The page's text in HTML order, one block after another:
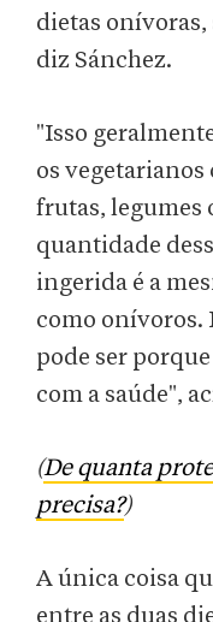
dietas onívoras,
diz Sánchez.
"Isso
os vegetarianos
frutas, legumes
quantidade
ingerida é a
como onívoros.
pode ser
com a saúde",
(De quanta
precisa?)
A única coisa
entre as duas